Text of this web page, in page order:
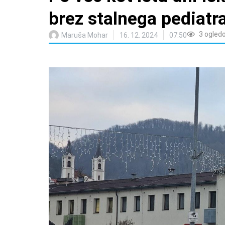
brez stalnega
Maruša Mohar 16. 12. 2024 07:50 3